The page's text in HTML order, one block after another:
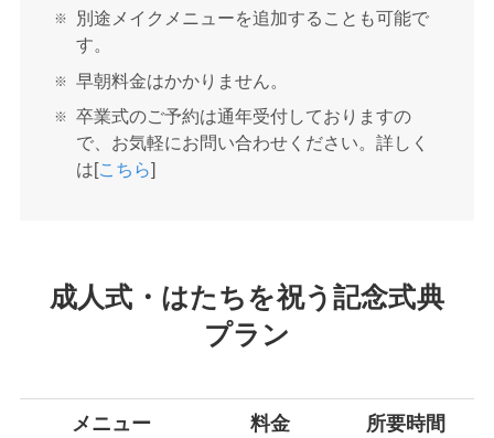
別途メイクメニューを追加することも可能で
す。
早朝料金はかかりません。
卒業式のご予約は通年受付しておりますの
で、お気軽にお問い合わせください。詳しく
は[こちら]
成人式・はたちを祝う記念式典
プラン
メニュー 料金 所要時間